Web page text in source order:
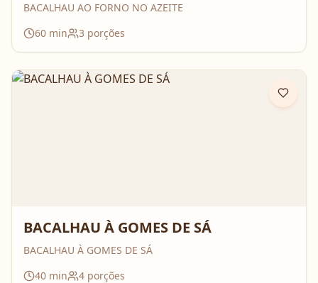
BACALHAU AO FORNO NO AZEITE
60 min 3 porções
BACALHAU À GOMES DE SÁ
BACALHAU À GOMES DE SÁ
40 min 4 porções